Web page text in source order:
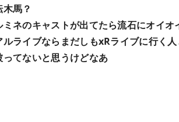
木馬？
ミネのキャストが出てたら流石にオイ
ルライブならまだしもxRライブに行く
ってないと思うけどなあ